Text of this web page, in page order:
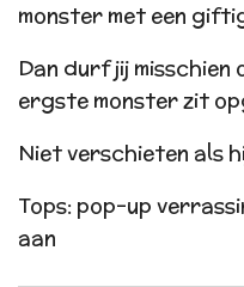
monster met een
Dan durf jij
ergste monster
Niet verschieten als
Tops: pop-up
aan